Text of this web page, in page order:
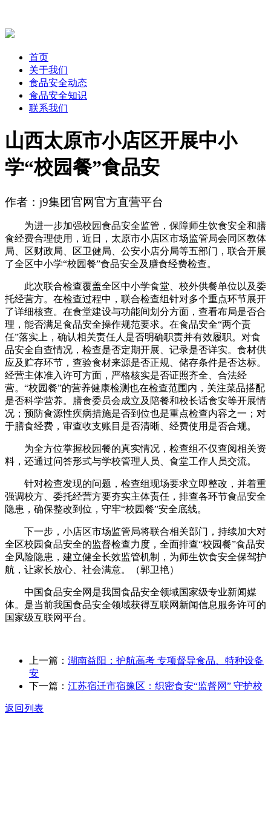
首页
关于我们
食品安全动态
食品安全知识
联系我们
山西太原市小店区开展中小
学“校园餐”食品安
作者：j9集团官网官方直营平台
为进一步加强校园食品安全监管，保障师生饮食安全和膳
食经费合理使用，近日，太原市小店区市场监管局会同区教体
局、区财政局、区卫健局、公安小店分局等五部门，联合开展
了全区中小学“校园餐”食品安全及膳食经费检查。
此次联合检查覆盖全区中小学食堂、校外供餐单位以及委
托经营方。在检查过程中，联合检查组针对多个重点环节展开
了详细核查。在食堂建设与功能间划分方面，查看布局是否合
理，能否满足食品安全操作规范要求。在食品安全“两个责
任”落实上，确认相关责任人是否明确职责并有效履职。对食
品安全自查情况，检查是否定期开展、记录是否详实。食材供
应及贮存环节，查验食材来源是否正规、储存条件是否达标。
经营主体准入许可方面，严格核实是否证照齐全、合法经
营。“校园餐”的营养健康检测也在检查范围内，关注菜品搭配
是否科学营养。膳食委员会成立及陪餐和校长话食安等开展情
况；预防食源性疾病措施是否到位也是重点检查内容之一；对
于膳食经费，审查收支账目是否清晰、经费使用是否合规。
为全方位掌握校园餐的真实情况，检查组不仅查阅相关资
料，还通过问答形式与学校管理人员、食堂工作人员交流。
针对检查发现的问题，检查组现场要求立即整改，并着重
强调校方、委托经营方要夯实主体责任，排查各环节食品安全
隐患，确保整改到位，守牢“校园餐”安全底线。
下一步，小店区市场监管局将联合相关部门，持续加大对
全区校园食品安全的监督检查力度，全面排查“校园餐”食品安
全风险隐患，建立健全长效监管机制，为师生饮食安全保驾护
航，让家长放心、社会满意。（郭卫艳）
中国食品安全网是我国食品安全领域国家级专业新闻媒
体。是当前我国食品安全领域获得互联网新闻信息服务许可的
国家级互联网平台。
上一篇： 湖南益阳：护航高考 专项督导食品、特种设备
安
下一篇： 江苏宿迁市宿豫区：织密食安“监督网” 守护校
返回列表